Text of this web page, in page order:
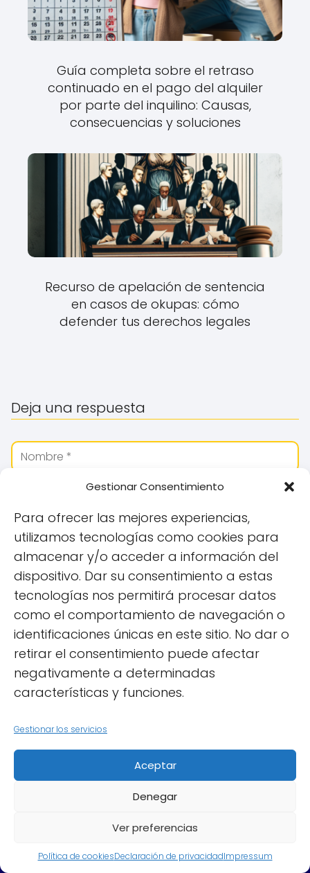
Gestionar Consentimiento
Para ofrecer las mejores experiencias,
utilizamos tecnologías como cookies para
almacenar y/o acceder a información del
dispositivo. Dar su consentimiento a estas
tecnologías nos permitirá procesar datos
como el comportamiento de navegación o
identificaciones únicas en este sitio. No dar o
retirar el consentimiento puede afectar
negativamente a determinadas
características y funciones.
Gestionar los servicios
Aceptar
Denegar
Ver preferencias
Política de cookiesDeclaración de privacidadImpressum
Guía completa sobre el retraso
continuado en el pago del alquiler
por parte del inquilino: Causas,
consecuencias y soluciones
Recurso de apelación de sentencia
en casos de okupas: cómo
defender tus derechos legales
Deja una respuesta
Desentrañando el misterio: ¿Qué es
un desahucio y cómo afecta a los propietarios?